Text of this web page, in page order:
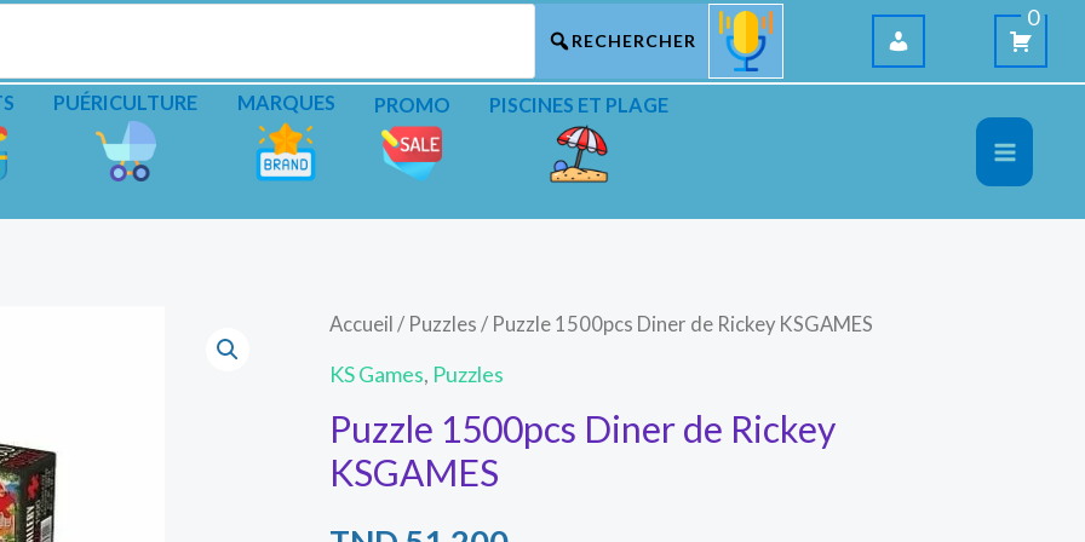
0
PUÉRICULTURE MARQUES PROMO PISCINES ET PLAGE
Accueil / Puzzles / Puzzle 1500pcs Diner de Rickey KSGAMES
KS Games, Puzzles
Puzzle 1500pcs Diner de Rickey
KSGAMES